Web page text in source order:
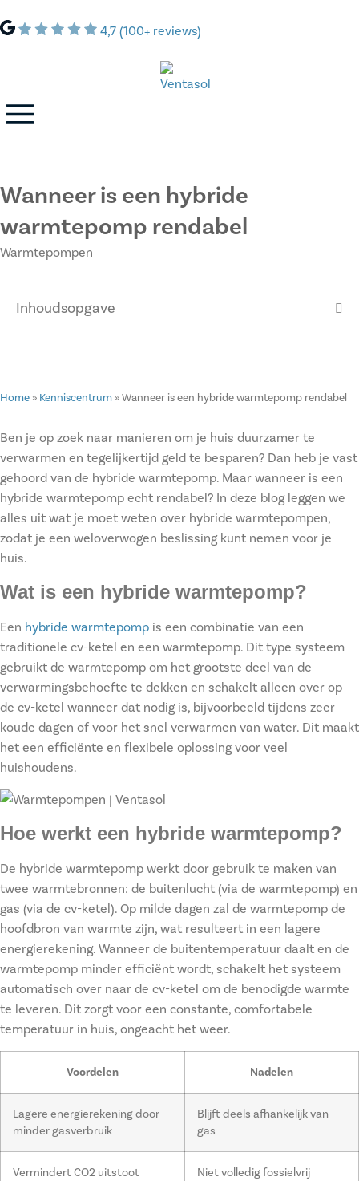
4,7 (100+ reviews)
Wanneer is een hybride
warmtepomp rendabel
Warmtepompen
Inhoudsopgave
Home » Kenniscentrum »Wanneer is een hybride warmtepomp rendabel
Ben je op zoek naar manieren om je huis duurzamer te
verwarmen en tegelijkertijd geld te besparen? Dan heb je vast
gehoord van de hybride warmtepomp. Maar wanneer is een
hybride warmtepomp echt rendabel? In deze blog leggen we
alles uit wat je moet weten over hybride warmtepompen,
zodat je een weloverwogen beslissing kunt nemen voor je
huis.
Wat is een hybride warmtepomp?
Een hybride warmtepomp is een combinatie van een
traditionele cv-ketel en een warmtepomp. Dit type systeem
gebruikt de warmtepomp om het grootste deel van de
verwarmingsbehoefte te dekken en schakelt alleen over op
de cv-ketel wanneer dat nodig is, bijvoorbeeld tijdens zeer
koude dagen of voor het snel verwarmen van water. Dit maakt
het een efficiënte en flexibele oplossing voor veel
huishoudens.
Hoe werkt een hybride warmtepomp?
De hybride warmtepomp werkt door gebruik te maken van
twee warmtebronnen: de buitenlucht (via de warmtepomp) en
gas (via de cv-ketel). Op milde dagen zal de warmtepomp de
hoofdbron van warmte zijn, wat resulteert in een lagere
energierekening. Wanneer de buitentemperatuur daalt en de
warmtepomp minder efficiënt wordt, schakelt het systeem
automatisch over naar de cv-ketel om de benodigde warmte
te leveren. Dit zorgt voor een constante, comfortabele
temperatuur in huis, ongeacht het weer.
Voordelen Nadelen
Lagere energierekening door
minder gasverbruik
Blijft deels afhankelijk van
gas
Vermindert CO2 uitstoot Niet volledig fossielvrij